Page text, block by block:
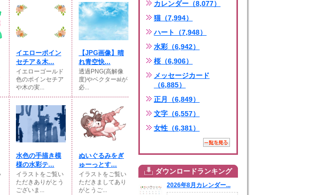
イエローポイン
セチア＆木...
イエローゴールド
色のポインセチア
や木の実...
【JPG画像】晴
れ青空快...
透過PNG(高解像
度)やベクターaiが
必...
水色の手描き模
様の水彩テ...
イラストをご覧い
ただきありがとう
ございま...
ぬいぐるみをぎ
ゅーっとす...
イラストをご覧い
ただきましてあり
がとうご...
カレンダー（8,077）
猫（7,994）
ハート（7,948）
水彩（6,942）
桜（6,906）
メッセージカード
（6,885）
正月（6,849）
文字（6,557）
女性（6,381）
ダウンロードランキング
2026年8月カレンダー...